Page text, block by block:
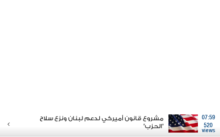
07:59
520
views
مشروع قانون أميركي لدعم لبنان ونزع سلاح
"الحزب"